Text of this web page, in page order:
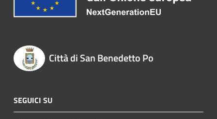
Città di San Benedetto Po
SEGUICI SU